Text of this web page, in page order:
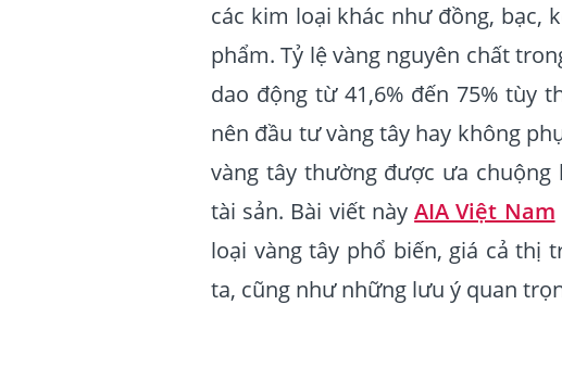
các kim loại khác như đồng, bạc,
phẩm. Tỷ lệ vàng nguyên chất
dao động từ 41,6% đến 75% tùy
nên đầu tư vàng tây hay không
vàng tây thường được ưa
tài sản. Bài viết nàyAIA Việt Nam
loại vàng tây phổ biến, giá cả thị
ta, cũng như những lưu ý quan